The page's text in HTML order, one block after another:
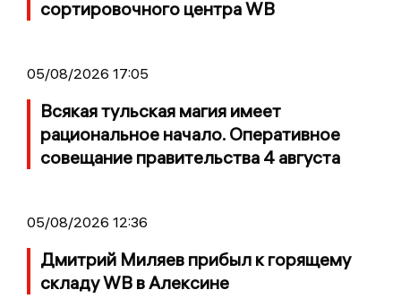
сортировочного центра WB
05/08/2026 17:05
Всякая тульская магия имеет
рациональное начало. Оперативное
совещание правительства 4 августа
05/08/2026 12:36
Дмитрий Миляев прибыл к горящему
складу WB в Алексине